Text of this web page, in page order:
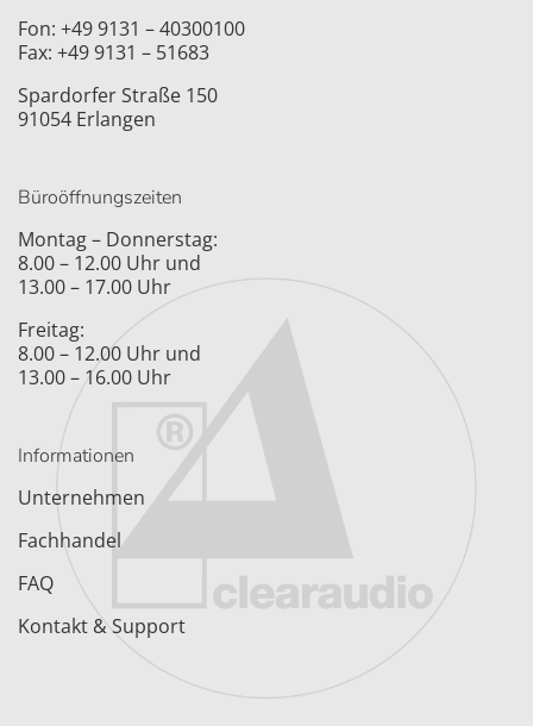
Fon: +49 9131 – 40300100
Fax: +49 9131 – 51683
Spardorfer Straße 150
91054 Erlangen
Büroöffnungszeiten
Montag – Donnerstag:
8.00 – 12.00 Uhr und
13.00 – 17.00 Uhr
Freitag:
8.00 – 12.00 Uhr und
13.00 – 16.00 Uhr
Informationen
Unternehmen
Fachhandel
FAQ
Kontakt & Support